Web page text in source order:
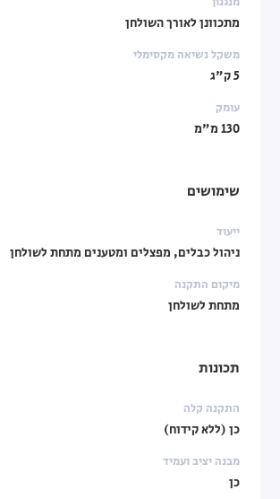
מתכוונן לאורך השולחן
משקל נשיאה מקסימלי
5 ק"ג
עומק
130 מ"מ
שימושים
ייעוד
ניהול כבלים, מפצלים ומטענים מתחת לשולחן
מיקום התקנה
מתחת לשולחן
תכונות
התקנה קלה
כן (ללא קידוח)
מבנה יציב ועמיד
כן